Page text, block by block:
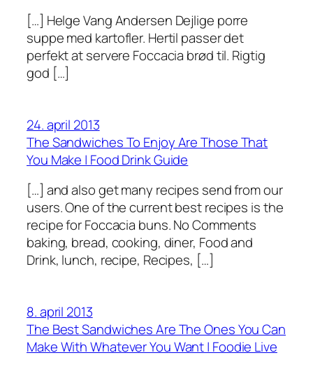
[…] Helge Vang Andersen Dejlige porre
suppe med kartofler. Hertil passer det
perfekt at servere Foccacia brød til. Rigtig
god […]
24. april 2013
The Sandwiches To Enjoy Are Those That
You Make | Food Drink Guide
[…] and also get many recipes send from our
users. One of the current best recipes is the
recipe for Foccacia buns. No Comments
baking, bread, cooking, diner, Food and
Drink, lunch, recipe, Recipes, […]
8. april 2013
The Best Sandwiches Are The Ones You Can
Make With Whatever You Want | Foodie Live